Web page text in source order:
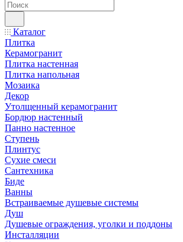
Каталог
Плитка
Керамогранит
Плитка настенная
Плитка напольная
Мозаика
Декор
Утолщенный керамогранит
Бордюр настенный
Панно настенное
Ступень
Плинтус
Сухие смеси
Сантехника
Биде
Ванны
Встраиваемые душевые системы
Душ
Душевые ограждения, уголки и поддоны
Инсталляции